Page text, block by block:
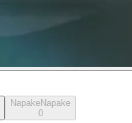
NapakeNapake
0